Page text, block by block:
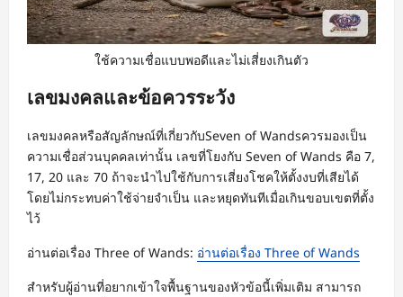
ใช้ความเชื่อแบบพอดีและไม่เสี่ยงเกินตัว
เลขมงคลและข้อควรระวัง
เลขมงคลหรือสัญลักษณ์ที่เกี่ยวกับSeven of Wandsควรมองเป็น
ความเชื่อส่วนบุคคลเท่านั้น เลขที่โยงกับ Seven of Wands คือ 7,
17, 20 และ 70 ถ้าจะนำไปใช้กับการเสี่ยงโชคให้ตั้งงบที่เสียได้
โดยไม่กระทบค่าใช้จ่ายจำเป็น และหยุดทันทีเมื่อเกินขอบเขตที่ตั้ง
ไว้
อ่านต่อเรื่อง Three of Wands: อ่านต่อเรื่อง Three of Wands
สำหรับผู้อ่านที่อยากเข้าใจพื้นฐานของหัวข้อนี้เพิ่มเติม สามารถ